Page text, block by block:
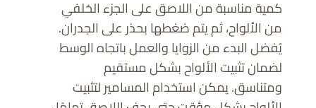
كمية مناسبة من اللاصق على الجزء الخلفي
من الألواح، ثم يتم ضغطها بحذر على الجدران.
يُفضل البدء من الزوايا والعمل باتجاه الوسط
لضمان تثبيت الألواح بشكل مستقيم
ومتناسق. يمكن استخدام المسامير لتثبيت